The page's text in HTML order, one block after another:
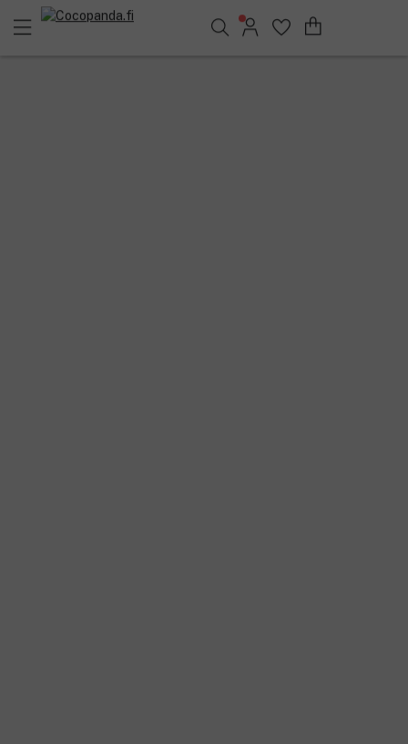
Löydä suosikkisi 25.384 tuotteen joukosta..